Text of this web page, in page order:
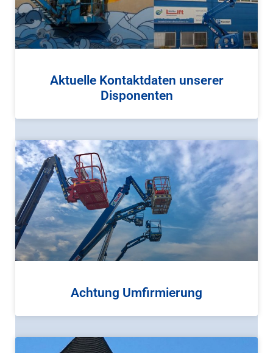
Aktuelle Kontaktdaten unserer
Disponenten
Achtung Umfirmierung